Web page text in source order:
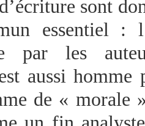
sont
essentiel :
par les
aussi homme
de « morale